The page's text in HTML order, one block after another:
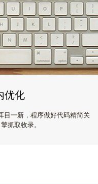
优化
目一新，程序做好代码精简关
抓取收录。